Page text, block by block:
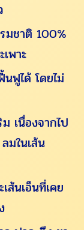
มชาติ 100%
พาะ
ฟูได้ โดยไม่
เนื่องจากไป
มในเส้น
ส้นเอ็นที่เคย